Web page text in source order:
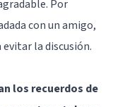
Por
con un amigo,
la discusión.
los recuerdos de